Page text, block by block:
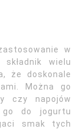
w
wielu
że doskonale
Można go
czy napojów
go do jogurtu
smak tych